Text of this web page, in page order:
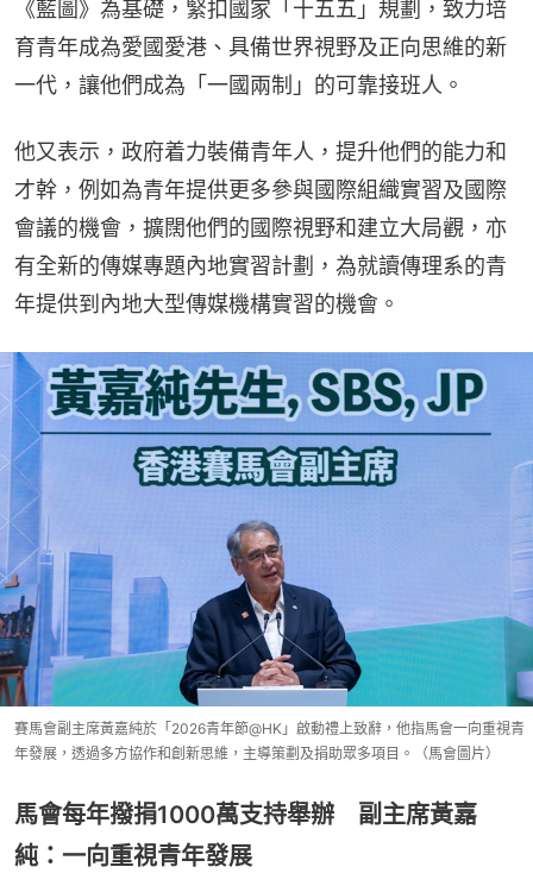
《藍圖》為基礎，緊扣國家「十五五」規劃，致力培
育青年成為愛國愛港、具備世界視野及正向思維的新
一代，讓他們成為「一國兩制」的可靠接班人。
他又表示，政府着力裝備青年人，提升他們的能力和
才幹，例如為青年提供更多參與國際組織實習及國際
會議的機會，擴闊他們的國際視野和建立大局觀，亦
有全新的傳媒專題內地實習計劃，為就讀傳理系的青
年提供到內地大型傳媒機構實習的機會。
賽馬會副主席黃嘉純於「2026青年節@HK」啟動禮上致辭，他指馬會一向重視青
年發展，透過多方協作和創新思維，主導策劃及捐助眾多項目。（馬會圖片）
馬會每年撥捐1000萬支持舉辦 副主席黃嘉
純：一向重視青年發展